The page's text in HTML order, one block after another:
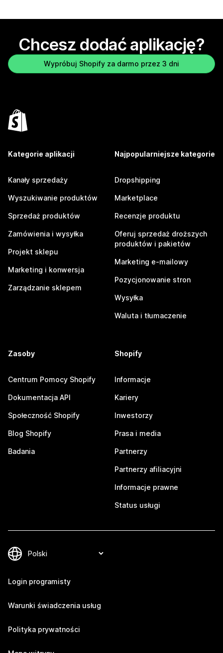
Chcesz dodać aplikację?
Wypróbuj Shopify za darmo przez 3 dni
Kategorie aplikacji
Kanały sprzedaży
Wyszukiwanie produktów
Sprzedaż produktów
Zamówienia i wysyłka
Projekt sklepu
Marketing i konwersja
Zarządzanie sklepem
Najpopularniejsze kategorie
Dropshipping
Marketplace
Recenzje produktu
Oferuj sprzedaż droższych
produktów i pakietów
Marketing e-mailowy
Pozycjonowanie stron
Wysyłka
Waluta i tłumaczenie
Zasoby
Centrum Pomocy Shopify
Dokumentacja API
Społeczność Shopify
Blog Shopify
Badania
Shopify
Informacje
Kariery
Inwestorzy
Prasa i media
Partnerzy
Partnerzy afiliacyjni
Informacje prawne
Status usługi
Login programisty
Warunki świadczenia usług
Polityka prywatności